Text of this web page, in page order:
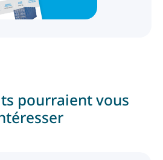
pourraient vous